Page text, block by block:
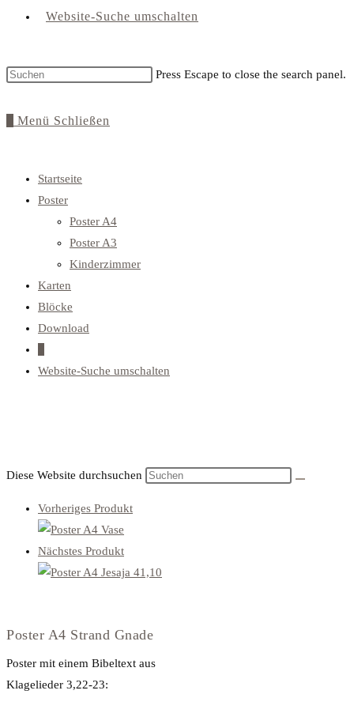
Website-Suche umschalten
Press Escape to close the search panel.
Menü Schließen
Startseite
Poster
Poster A4
Poster A3
Kinderzimmer
Karten
Blöcke
Download
Website-Suche umschalten
Diese Website durchsuchen
Vorheriges Produkt
Nächstes Produkt
Poster A4 Strand Gnade
Poster mit einem Bibeltext aus
Klagelieder 3,22-23: